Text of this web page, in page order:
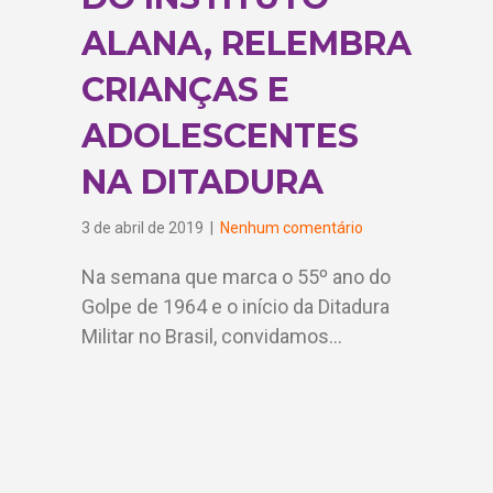
ALANA, RELEMBRA
CRIANÇAS E
ADOLESCENTES
NA DITADURA
3 de abril de 2019 Nenhum comentário
Na semana que marca o 55º ano do
Golpe de 1964 e o início da Ditadura
Militar no Brasil, convidamos…